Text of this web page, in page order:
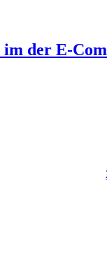
der E-